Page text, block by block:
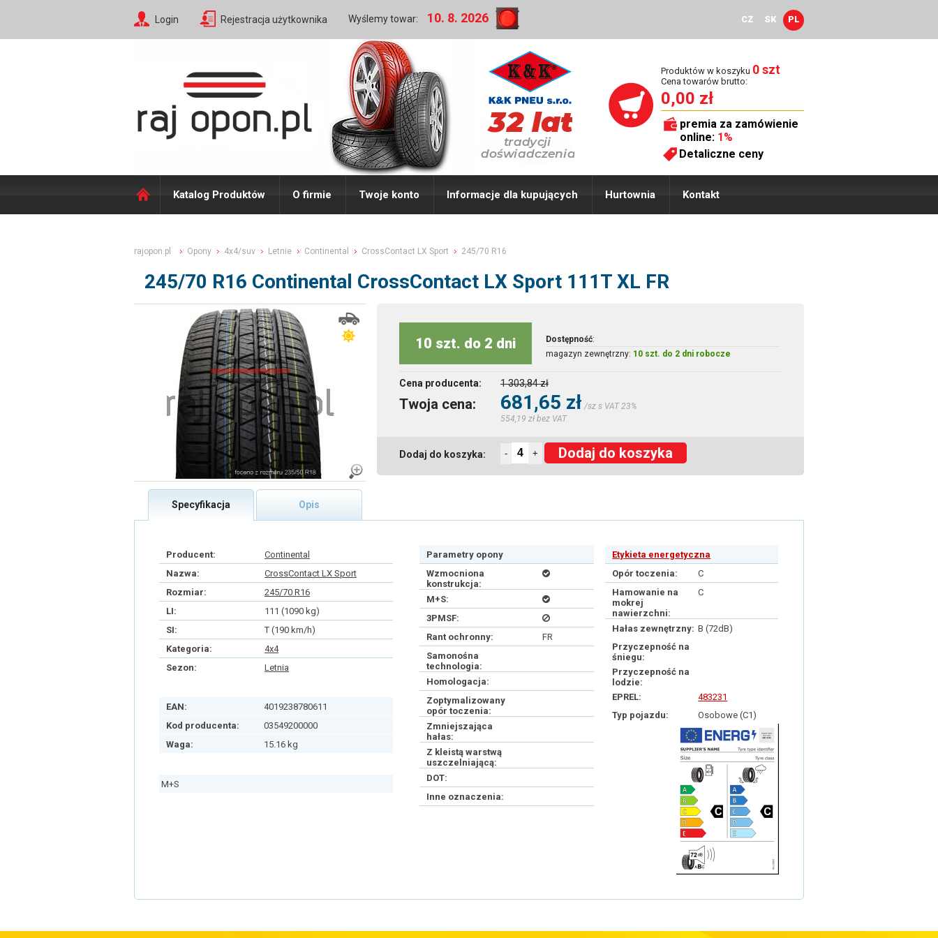
Login Rejestracja użytkownika Wyślemy towar: 10. 8. 2026 CZ SK PL
Produktów w koszyku 0 szt
Cena towarów brutto:
0,00 zł
premia za zamówienie
online: 1%
Detaliczne ceny
Katalog Produktów O firmie Twoje konto Informacje dla kupujących Hurtownia Kontakt
rajopon.pl Opony 4x4/suv Letnie Continental CrossContact LX Sport 245/70 R16
245/70 R16 Continental CrossContact LX Sport 111T XL FR
10 szt. do 2 dni Dostępność:
magazyn zewnętrzny: 10 szt. do 2 dni robocze
Cena producenta: 1 303,84 zł
Twoja cena: 681,65 zł /sz s VAT 23%
554,19 zł bez VAT
Dodaj do koszyka: - + Dodaj do koszyka
Specyfikacja Opis
Producent:
Continental
Nazwa:
CrossContact LX Sport
Rozmiar:
245/70 R16
LI:
111 (1090 kg)
SI:
T (190 km/h)
Kategoria:
4x4
Sezon:
Letnia
EAN:
4019238780611
Kod producenta:
03549200000
Waga:
15.16 kg
M+S
Parametry opony
Wzmocniona
konstrukcja:
M+S:
3PMSF:
Rant ochronny:
FR
Samonośna
technologia:
Homologacja:
Zoptymalizowany
opór toczenia:
Zmniejszająca
hałas:
Z kleistą warstwą
uszczelniającą:
DOT:
Inne oznaczenia:
Etykieta energetyczna
Opór toczenia:
C
Hamowanie na
mokrej
nawierzchni:
C
Hałas zewnętrzny: B (72dB)
Przyczepność na
śniegu:
Przyczepność na
lodzie:
EPREL:
483231
Typ pojazdu:
Osobowe (C1)